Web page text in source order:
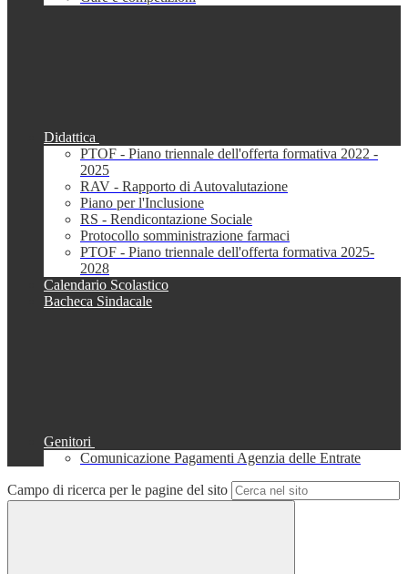
Didattica
PTOF - Piano triennale dell'offerta formativa 2022 -
2025
RAV - Rapporto di Autovalutazione
Piano per l'Inclusione
RS - Rendicontazione Sociale
Protocollo somministrazione farmaci
PTOF - Piano triennale dell'offerta formativa 2025-
2028
Calendario Scolastico
Bacheca Sindacale
Genitori
Comunicazione Pagamenti Agenzia delle Entrate
Campo di ricerca per le pagine del sito